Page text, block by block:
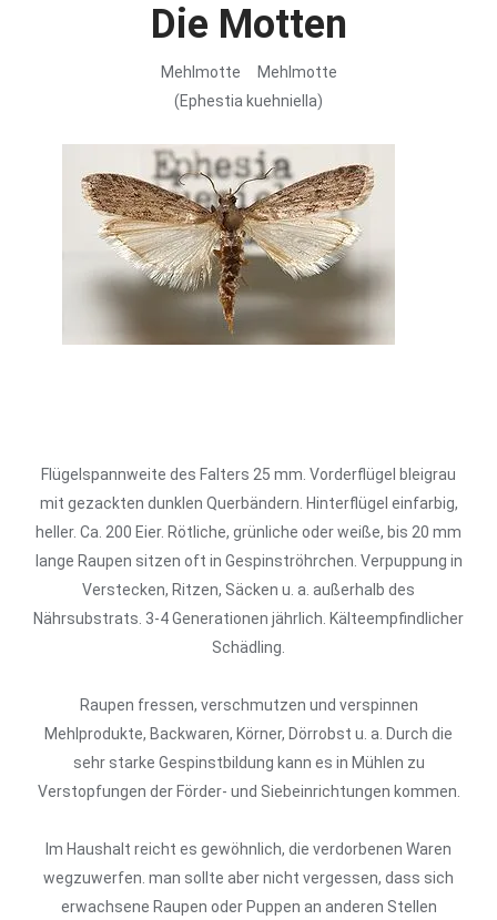
Die Motten
Mehlmotte Mehlmotte
(Ephestia kuehniella)
Flügelspannweite des Falters 25 mm. Vorderflügel bleigrau
mit gezackten dunklen Querbändern. Hinterflügel einfarbig,
heller. Ca. 200 Eier. Rötliche, grünliche oder weiße, bis 20 mm
lange Raupen sitzen oft in Gespinströhrchen. Verpuppung in
Verstecken, Ritzen, Säcken u. a. außerhalb des
Nährsubstrats. 3-4 Generationen jährlich. Kälteempfindlicher
Schädling.
Raupen fressen, verschmutzen und verspinnen
Mehlprodukte, Backwaren, Körner, Dörrobst u. a. Durch die
sehr starke Gespinstbildung kann es in Mühlen zu
Verstopfungen der Förder- und Siebeinrichtungen kommen.
Im Haushalt reicht es gewöhnlich, die verdorbenen Waren
wegzuwerfen. man sollte aber nicht vergessen, dass sich
erwachsene Raupen oder Puppen an anderen Stellen